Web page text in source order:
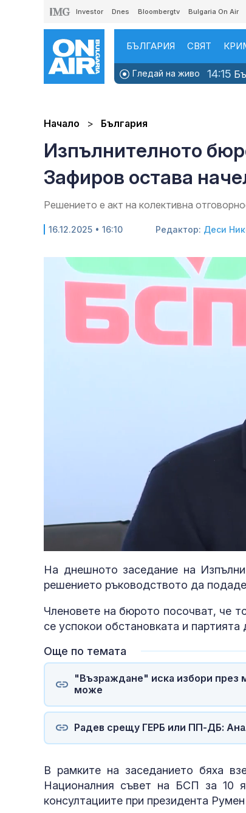
Investor Dnes Bloombergtv Bulgaria On Air
БЪЛГАРИЯ СВЯТ
Гледай на живо 14:15
Начало България
Изпълнителното
Зафиров остава
Решението е акт на колективна
16.12.2025 • 16:10 Редактор: Деси
На днешното заседание на
решението ръководството да
Членовете на бюрото посочват, че
се успокои обстановката и
Още по темата
"Възраждане" иска избори през
може
Радев срещу ГЕРБ или ПП-ДБ:
В рамките на заседанието бяха
Националния съвет на БСП за 10
консултациите при президента